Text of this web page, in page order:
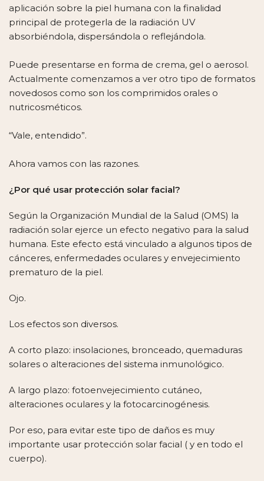
aplicación sobre la piel humana con la finalidad
principal de protegerla de la radiación UV
absorbiéndola, dispersándola o reflejándola.
Puede presentarse en forma de crema, gel o aerosol.
Actualmente comenzamos a ver otro tipo de formatos
novedosos como son los comprimidos orales o
nutricosméticos.
“Vale, entendido”.
Ahora vamos con las razones.
¿Por qué usar protección solar facial?
Según la Organización Mundial de la Salud (OMS) la
radiación solar ejerce un efecto negativo para la salud
humana. Este efecto está vinculado a algunos tipos de
cánceres, enfermedades oculares y envejecimiento
prematuro de la piel.
Ojo.
Los efectos son diversos.
A corto plazo: insolaciones, bronceado, quemaduras
solares o alteraciones del sistema inmunológico.
A largo plazo: fotoenvejecimiento cutáneo,
alteraciones oculares y la fotocarcinogénesis.
Por eso, para evitar este tipo de daños es muy
importante usar protección solar facial ( y en todo el
cuerpo).